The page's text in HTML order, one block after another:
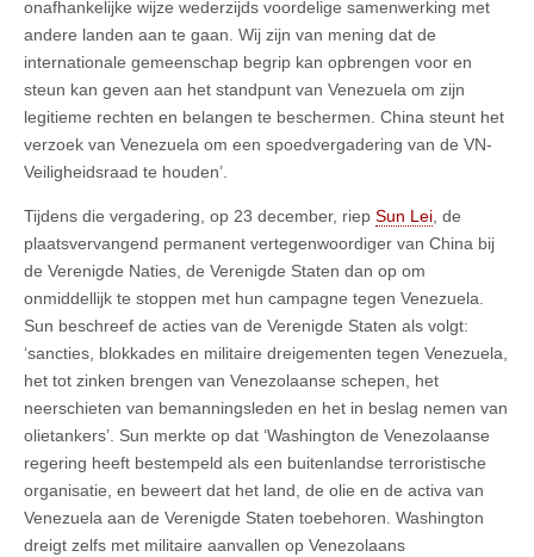
onafhankelijke wijze wederzijds voordelige samenwerking met
andere landen aan te gaan. Wij zijn van mening dat de
internationale gemeenschap begrip kan opbrengen voor en
steun kan geven aan het standpunt van Venezuela om zijn
legitieme rechten en belangen te beschermen. China steunt het
verzoek van Venezuela om een spoedvergadering van de VN-
Veiligheidsraad te houden’.
Tijdens die vergadering, op 23 december, riep Sun Lei, de
plaatsvervangend permanent vertegenwoordiger van China bij
de Verenigde Naties, de Verenigde Staten dan op om
onmiddellijk te stoppen met hun campagne tegen Venezuela.
Sun beschreef de acties van de Verenigde Staten als volgt:
‘sancties, blokkades en militaire dreigementen tegen Venezuela,
het tot zinken brengen van Venezolaanse schepen, het
neerschieten van bemanningsleden en het in beslag nemen van
olietankers’. Sun merkte op dat ‘Washington de Venezolaanse
regering heeft bestempeld als een buitenlandse terroristische
organisatie, en beweert dat het land, de olie en de activa van
Venezuela aan de Verenigde Staten toebehoren. Washington
dreigt zelfs met militaire aanvallen op Venezolaans